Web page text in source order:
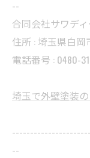
--
合同会社サワデ
住所 : 埼玉県白岡
電話番号 : 0480-
埼玉で外壁塗装
--